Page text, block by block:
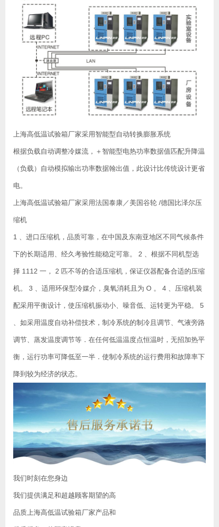
上海高低温试验箱厂家采用智能型自动转换膨胀系统
根据负载自动调整冷媒流，＋智能型电热功率数据值匹配升降温
（负载）自动模拟输出功率数据翰出值，此设计比传统设计更省
电。
上海高低温试验箱厂家采用法国泰康／美国谷轮 /德国比泽尔压
缩机
1 、进口压缩机，品质可靠，在中国及东南亚地区不同气候条件
下的长期适用、经久考验性能稳定可靠。 2 、根据不同机型选
择 1112 一， 2 匹不等的合适压缩机，保证仪器配备合适的压缩
机。 3 、适用环保型冷媒介，臭氧消耗且为 O 。 4 、压缩机装
配采用平衡设计，使压缩机振动小、噪音低、运转更为平稳。 5
、如采用温度自动补偿技术，制冷系统的制冷且调节、气液旁路
调节、蒸发温度调节等．在任何低温温度点恒温时，无招加热平
衡，运行功率可降低至一半．使制冷系统的运行费用和故障率下
降到较为经济的状态。
我们时刻在您身边
我们提供满足和超越顾客期望的高
品质上海高低温试验箱厂家产品和